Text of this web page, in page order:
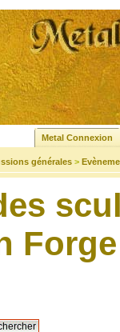
Metal Connexion
générales >